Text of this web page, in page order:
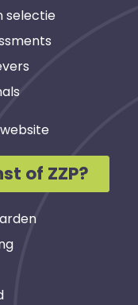
selectie
of ZZP?